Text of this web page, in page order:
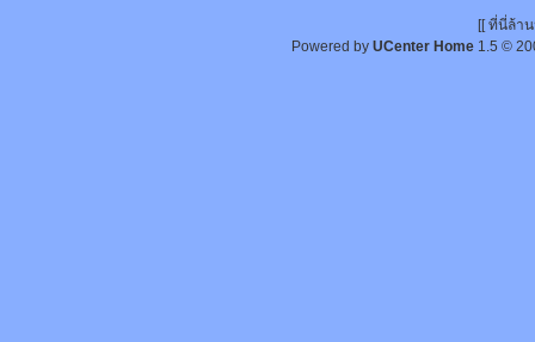
[[ ที่นี่ล้า
Powered by UCenter Home 1.5 ©